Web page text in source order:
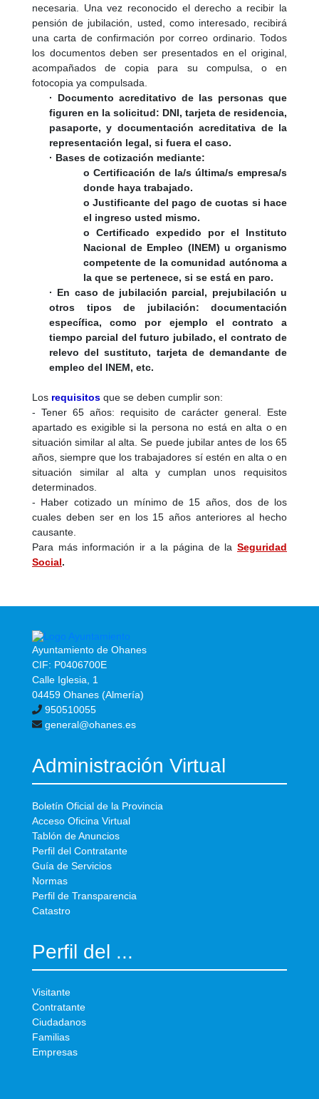
necesaria. Una vez reconocido el derecho a recibir la
pensión de jubilación, usted, como interesado, recibirá
una carta de confirmación por correo ordinario. Todos
los documentos deben ser presentados en el original,
acompañados de copia para su compulsa, o en
fotocopia ya compulsada.
· Documento acreditativo de las personas que
figuren en la solicitud: DNI, tarjeta de residencia,
pasaporte, y documentación acreditativa de la
representación legal, si fuera el caso.
· Bases de cotización mediante:
o Certificación de la/s última/s empresa/s
donde haya trabajado.
o Justificante del pago de cuotas si hace
el ingreso usted mismo.
o Certificado expedido por el Instituto
Nacional de Empleo (INEM) u organismo
competente de la comunidad autónoma a
la que se pertenece, si se está en paro.
· En caso de jubilación parcial, prejubilación u
otros tipos de jubilación: documentación
específica, como por ejemplo el contrato a
tiempo parcial del futuro jubilado, el contrato de
relevo del sustituto, tarjeta de demandante de
empleo del INEM, etc.
Los requisitos que se deben cumplir son:
- Tener 65 años: requisito de carácter general. Este
apartado es exigible si la persona no está en alta o en
situación similar al alta. Se puede jubilar antes de los 65
años, siempre que los trabajadores sí estén en alta o en
situación similar al alta y cumplan unos requisitos
determinados.
- Haber cotizado un mínimo de 15 años, dos de los
cuales deben ser en los 15 años anteriores al hecho
causante.
Para más información ir a la página de la Seguridad
Social.
Ayuntamiento de Ohanes
CIF: P0406700E
Calle Iglesia, 1
04459 Ohanes (Almería)
950510055
general@ohanes.es
Administración Virtual
Boletín Oficial de la Provincia
Acceso Oficina Virtual
Tablón de Anuncios
Perfil del Contratante
Guía de Servicios
Normas
Perfil de Transparencia
Catastro
Perfil del ...
Visitante
Contratante
Ciudadanos
Familias
Empresas